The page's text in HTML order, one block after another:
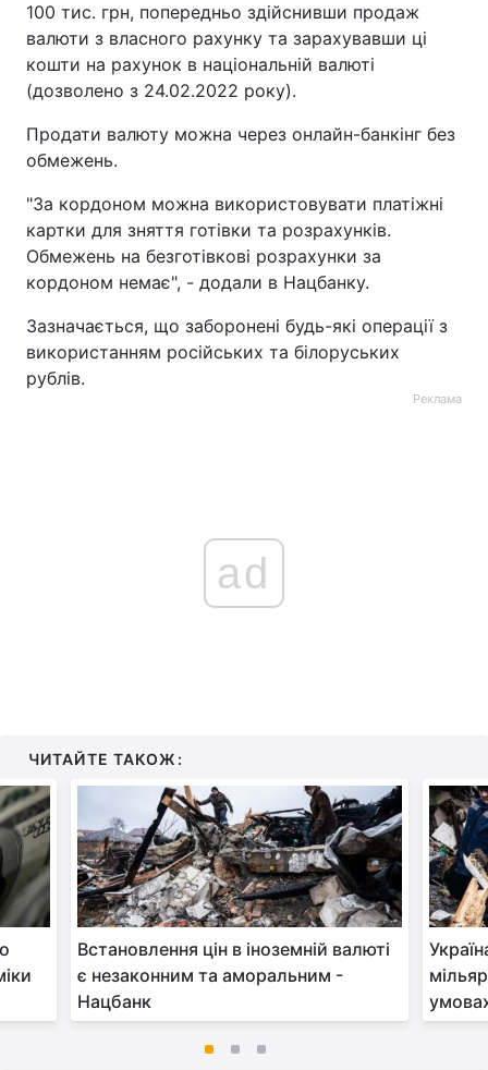
100 тис. грн, попередньо здійснивши продаж
валюти з власного рахунку та зарахувавши ці
кошти на рахунок в національній валюті
(дозволено з 24.02.2022 року).
Продати валюту можна через онлайн-банкінг без
обмежень.
"За кордоном можна використовувати платіжні
картки для зняття готівки та розрахунків.
Обмежень на безготівкові розрахунки за
кордоном немає", - додали в Нацбанку.
Зазначається, що заборонені будь-які операції з
використанням російських та білоруських
рублів.
Реклама
ad
ЧИТАЙТЕ ТАКОЖ:
Встановлення цін в іноземній валюті
є незаконним та аморальним -
Нацбанк